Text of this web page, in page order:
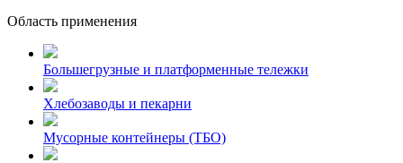
Область применения
Большегрузные и платформенные тележки
Хлебозаводы и пекарни
Мусорные контейнеры (ТБО)